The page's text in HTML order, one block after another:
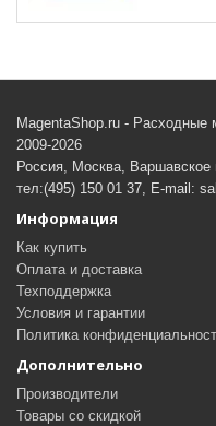
MagentaShop.ru - Расходные
2009-2026
Россия, Москва,
тел:(495) 150 01 37, E-mail:
Информация
Как купить
Оплата и доставка
Техподдержка
Условия и гарантии
Политика
Дополнительно
Производители
Товары со скидкой